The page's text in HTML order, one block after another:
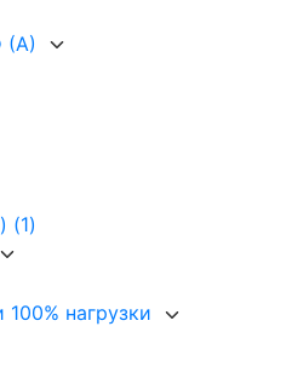
(А)
(1)
нагрузки